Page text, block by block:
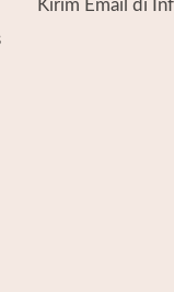
Kirim Email di